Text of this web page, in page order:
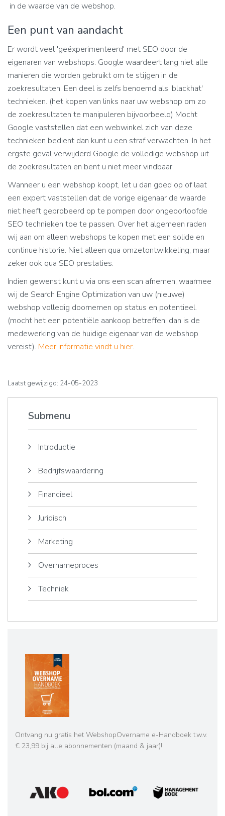
in de waarde van de webshop.
Een punt van aandacht
Er wordt veel 'geëxperimenteerd' met SEO door de
eigenaren van webshops. Google waardeert lang niet alle
manieren die worden gebruikt om te stijgen in de
zoekresultaten. Een deel is zelfs benoemd als 'blackhat'
technieken. (het kopen van links naar uw webshop om zo
de zoekresultaten te manipuleren bijvoorbeeld) Mocht
Google vaststellen dat een webwinkel zich van deze
technieken bedient dan kunt u een straf verwachten. In het
ergste geval verwijderd Google de volledige webshop uit
de zoekresultaten en bent u niet meer vindbaar.
Wanneer u een webshop koopt, let u dan goed op of laat
een expert vaststellen dat de vorige eigenaar de waarde
niet heeft geprobeerd op te pompen door ongeoorloofde
SEO technieken toe te passen. Over het algemeen raden
wij aan om alleen webshops te kopen met een solide en
continue historie. Niet alleen qua omzetontwikkeling, maar
zeker ook qua SEO prestaties.
Indien gewenst kunt u via ons een scan afnemen, waarmee
wij de Search Engine Optimization van uw (nieuwe)
webshop volledig doornemen op status en potentieel.
(mocht het een potentiële aankoop betreffen, dan is de
medewerking van de huidige eigenaar van de webshop
vereist). Meer informatie vindt u hier.
Laatst gewijzigd: 24-05-2023
Submenu
Introductie
Bedrijfswaardering
Financieel
Juridisch
Marketing
Overnameproces
Techniek
Ontvang nu gratis het WebshopOvername e-Handboek t.w.v.
€ 23,99 bij alle abonnementen (maand & jaar)!